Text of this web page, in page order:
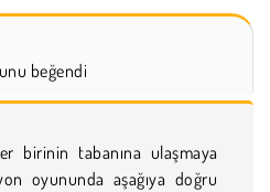
beğendi
birinin tabanına ulaşmaya
oyununda aşağıya doğru